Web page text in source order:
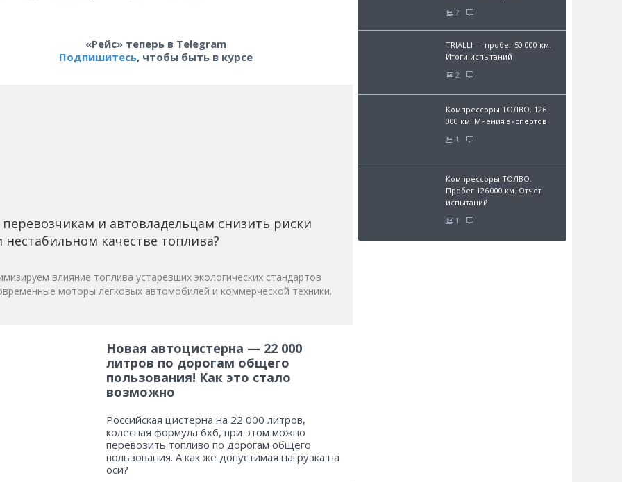
«Рейс» теперь в Telegram
Подпишитесь, чтобы быть в курсе
перевозчикам и автовладельцам снизить риски
нестабильном качестве топлива?
влияние топлива устаревших экологических стандартов
моторы легковых автомобилей и коммерческой техники.
Новая автоцистерна — 22 000
литров по дорогам общего
пользования! Как это стало
возможно
Российская цистерна на 22 000 литров,
колесная формула 6х6, при этом можно
перевозить топливо по дорогам общего
пользования. А как же допустимая нагрузка на
оси?
2
TRIALLI — пробег 50 000 км.
Итоги испытаний
2
Компрессоры ТОЛВО. 126
000 км. Мнения экспертов
1
Компрессоры ТОЛВО.
Пробег 126 000 км. Отчет
испытаний
1